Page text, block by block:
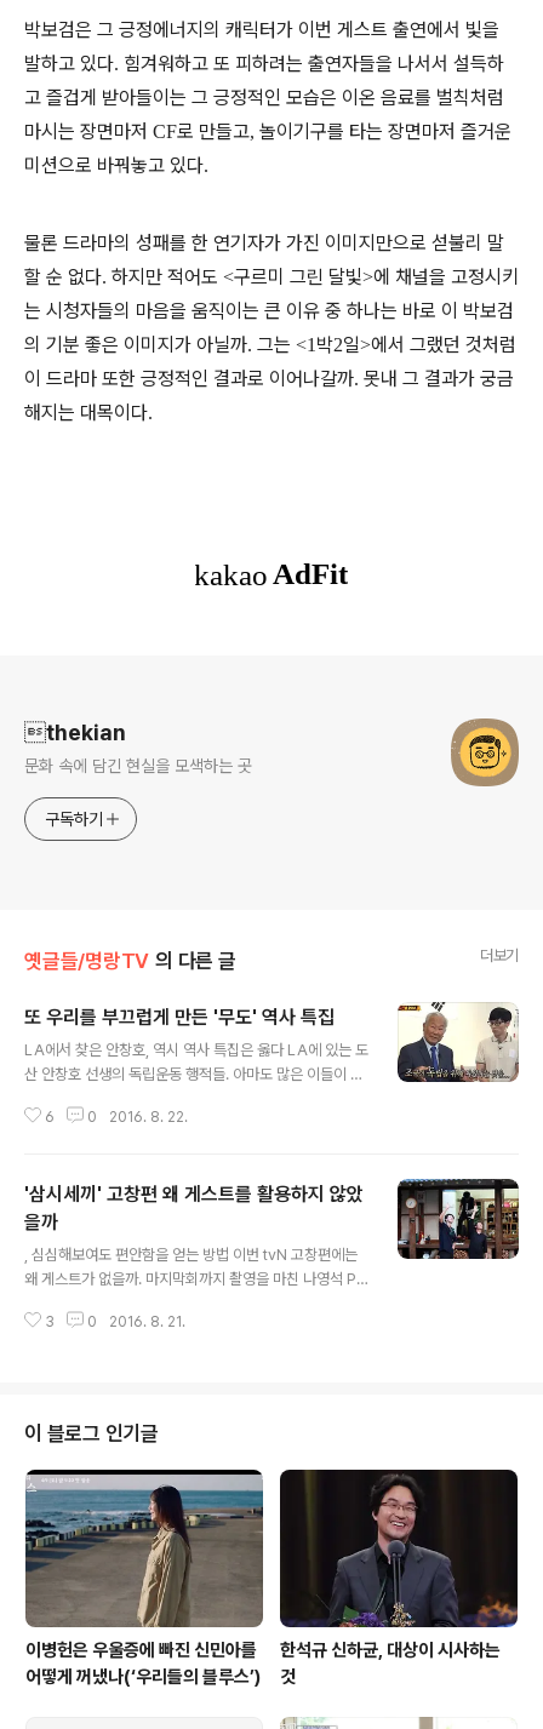
박보검은 그 긍정에너지의 캐릭터가 이번 게스트 출연에서 빛을
발하고 있다. 힘겨워하고 또 피하려는 출연자들을 나서서 설득하
고 즐겁게 받아들이는 그 긍정적인 모습은 이온 음료를 벌칙처럼
마시는 장면마저 CF로 만들고, 놀이기구를 타는 장면마저 즐거운
미션으로 바꿔놓고 있다.
물론 드라마의 성패를 한 연기자가 가진 이미지만으로 섣불리 말
할 순 없다. 하지만 적어도 <구르미 그린 달빛>에 채널을 고정시키
는 시청자들의 마음을 움직이는 큰 이유 중 하나는 바로 이 박보검
의 기분 좋은 이미지가 아닐까. 그는 <1 박2일>에서 그랬던 것처럼
이 드라마 또한 긍정적인 결과로 이어나갈까. 못내 그 결과가 궁금
해지는 대목이다.
thekian
문화 속에 담긴 현실을 모색하는 곳
구독하기
옛글들/명랑TV 의 다른 글 더보기
또 우리를 부끄럽게 만든 '무도' 역사 특집
LA에서 찾은 안창호, 역시 역사 특집은 옳다 LA에 있는 도
산 안창호 선생의 독립운동 행적들. 아마도 많은 이들이 몰
니카 해변을 떠올리는 게 다반사가 아닌가. MBC 이 1일 관
졌고 부끄러워졌다. 할리우드의 한인 배우로서 안필립을
찾고, 그가 도산 안창호의 장남이라는 사실을 듣고 난 유재
석은 부끄러움과 죄송함에 어쩔 줄을 몰라 했다. 그들이 무
심코 지나쳤던 코리아타운 인터체인지, 남가주대학교, 한
안창호 선생을 기리는 흔적들이 남아 있었던 것. 유재석은
6 0 2016. 8. 22.
'삼시세끼' 고창편 왜 게스트를 활용하지 않았
을까
, 심심해보여도 편안함을 얻는 방법 이번 tvN 고창편에는
왜 게스트가 없을까. 마지막회까지 촬영을 마친 나영석 PD
에 출연한 차승원, 유해진, 손호준, 남주혁의 인물 구성이
다. 차승원과 유해진은 만재도편에서 지금껏 이어오며 이
제는 좀 오래되어 서로가 익숙한 부부 같은 느낌마저 준다.
유해진이 있어야 차승원의 아재 개그가 툭툭 터져 나오고,
차승원이 뭔가를 하려고 하면 이제 “그거 하려고?”하고 묻
는 유해진의 이심전심이 그렇다. 유해진이 뭔가 먹고 싶다
고 툭 던진 이야기는 차..
3 0 2016. 8. 21.
이 블로그 인기글
이병헌은 우울증에 빠진 신민아를
어떻게 꺼냈나(‘우리들의 블루스’)
한석규 신하균, 대상이 시사하는
것